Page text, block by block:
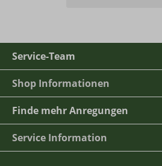
Service-Team
Shop Informationen
Finde mehr Anregungen
Service Information